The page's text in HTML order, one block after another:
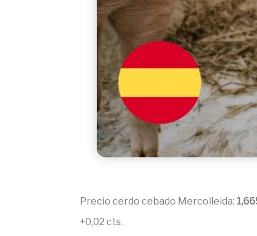
Precio cerdo cebado Mercolleida:
+0,02 cts.